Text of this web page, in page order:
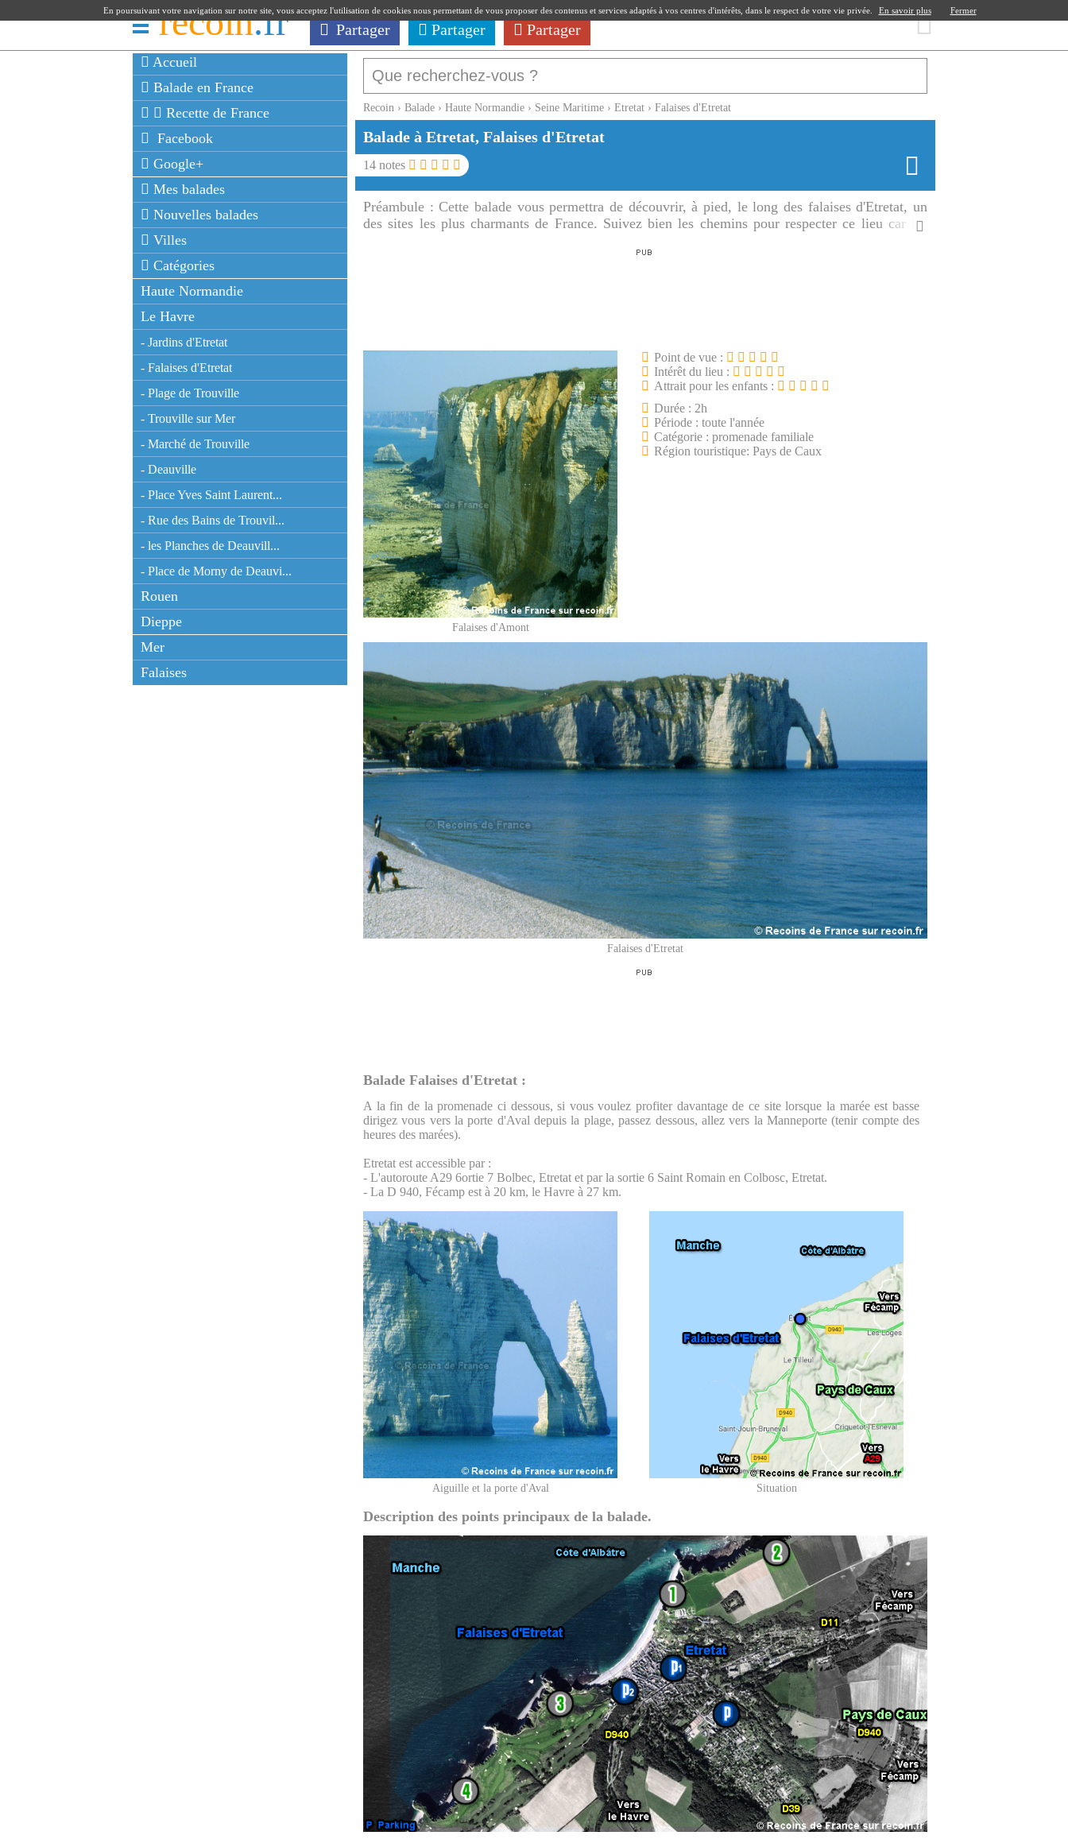
recoin.fr Partager Partager Partager
Accueil
Balade en France
Recette de France
Facebook
Google+
Mes balades
Nouvelles balades
Villes
Catégories
Haute Normandie
Le Havre
- Jardins d'Etretat
- Falaises d'Etretat
- Plage de Trouville
- Trouville sur Mer
- Marché de Trouville
- Deauville
- Place Yves Saint Laurent...
- Rue des Bains de Trouvil...
- les Planches de Deauvill...
- Place de Morny de Deauvi...
Rouen
Dieppe
Mer
Falaises
Recoin › Balade › Haute Normandie › Seine Maritime › Etretat › Falaises d'Etretat
Balade à Etretat, Falaises d'Etretat
14 notes
Préambule :Cette balade vous permettra de découvrir, à pied, le long des falaises d'Etretat, un
des sites les plus charmants de France. Suivez bien les chemins pour respecter ce lieu car les
Falaises d'Amont
Point de vue :
Intérêt du lieu :
Attrait pour les enfants :
Durée : 2h
Période : toute l'année
Catégorie : promenade familiale
Région touristique: Pays de Caux
Falaises d'Etretat
Balade Falaises d'Etretat :
A la fin de la promenade ci dessous, si vous voulez profiter davantage de ce site lorsque la marée est basse
dirigez vous vers la porte d'Aval depuis la plage, passez dessous, allez vers la Manneporte (tenir compte des
heures des marées).
Etretat est accessible par :
- L'autoroute A29 6ortie 7 Bolbec, Etretat et par la sortie 6 Saint Romain en Colbosc, Etretat.
- La D 940, Fécamp est à 20 km, le Havre à 27 km.
Aiguille et la porte d'Aval Situation
Description des points principaux de la balade.
En poursuivant votre navigation sur notre site, vous acceptez l'utilisation de cookies nous permettant de vous proposer des contenus et services adaptés à vos centres d'intérêts, dans le respect de votre vie privée. En savoir plus Fermer